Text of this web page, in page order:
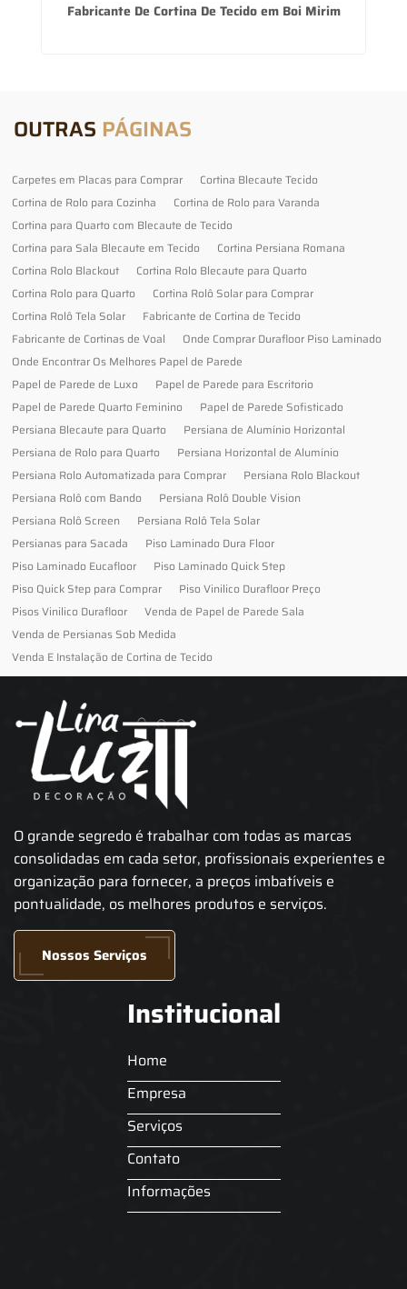
Fabricante De Cortina De Tecido em Boi Mirim
OUTRAS PÁGINAS
Carpetes em Placas para Comprar
Cortina Blecaute Tecido
Cortina de Rolo para Cozinha
Cortina de Rolo para Varanda
Cortina para Quarto com Blecaute de Tecido
Cortina para Sala Blecaute em Tecido
Cortina Persiana Romana
Cortina Rolo Blackout
Cortina Rolo Blecaute para Quarto
Cortina Rolo para Quarto
Cortina Rolô Solar para Comprar
Cortina Rolô Tela Solar
Fabricante de Cortina de Tecido
Fabricante de Cortinas de Voal
Onde Comprar Durafloor Piso Laminado
Onde Encontrar Os Melhores Papel de Parede
Papel de Parede de Luxo
Papel de Parede para Escritorio
Papel de Parede Quarto Feminino
Papel de Parede Sofisticado
Persiana Blecaute para Quarto
Persiana de Alumínio Horizontal
Persiana de Rolo para Quarto
Persiana Horizontal de Alumínio
Persiana Rolo Automatizada para Comprar
Persiana Rolo Blackout
Persiana Rolô com Bando
Persiana Rolô Double Vision
Persiana Rolô Screen
Persiana Rolô Tela Solar
Persianas para Sacada
Piso Laminado Dura Floor
Piso Laminado Eucafloor
Piso Laminado Quick Step
Piso Quick Step para Comprar
Piso Vinilico Durafloor Preço
Pisos Vinilico Durafloor
Venda de Papel de Parede Sala
Venda de Persianas Sob Medida
Venda E Instalação de Cortina de Tecido
O grande segredo é trabalhar com todas as marcas
consolidadas em cada setor, profissionais experientes e
organização para fornecer, a preços imbatíveis e
pontualidade, os melhores produtos e serviços.
Nossos Serviços
Institucional
Home
Empresa
Serviços
Contato
Informações